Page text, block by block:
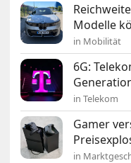
Modelle
in Mobilität
6G:
in Telekom
Gamer
in